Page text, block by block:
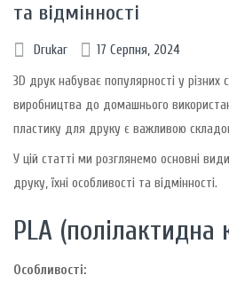
та відмінності
Drukar 17 Серпня, 2024
3D друк набуває популярності у різних
виробництва до домашнього
пластику для друку є важливою
У цій статті ми розглянемо основні
друку, їхні особливості та відмінності.
PLA (полілактидна
Особливості:
Remember me